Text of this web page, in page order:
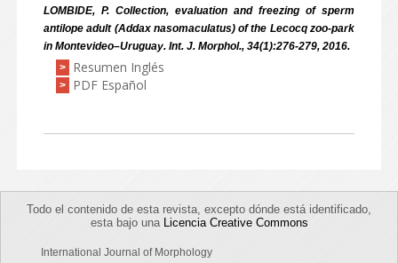
LOMBIDE, P. Collection, evaluation and freezing of sperm
antilope adult (Addax nasomaculatus) of the Lecocq zoo-park
in Montevideo–Uruguay. Int. J. Morphol., 34(1):276-279, 2016.
>
Resumen Inglés
> PDF Español
Todo el contenido de esta revista, excepto dónde está identificado,
esta bajo una Licencia Creative Commons
International Journal of Morphology